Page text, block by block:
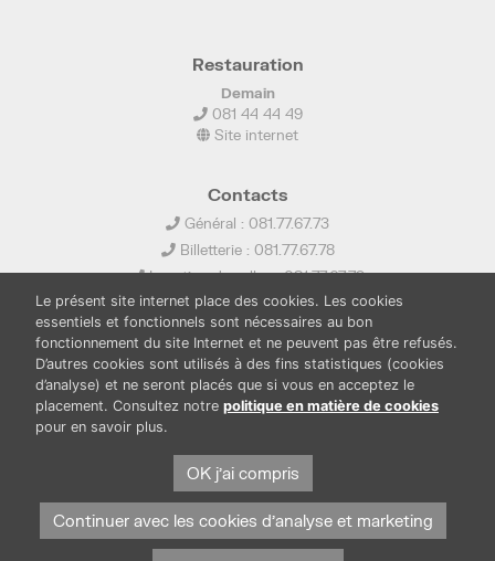
Restauration
Demain
081 44 44 49
Site internet
Contacts
Général : 081.77.67.73
Billetterie : 081.77.67.78
Location de salles : 081.77.67.79
info@ledelta.be
BOUTIQUE
Le présent site internet place des cookies. Les cookies
essentiels et fonctionnels sont nécessaires au bon
fonctionnement du site Internet et ne peuvent pas être refusés.
D’autres cookies sont utilisés à des fins statistiques (cookies
d’analyse) et ne seront placés que si vous en acceptez le
placement. Consultez notre politique en matière de cookies
pour en savoir plus.
OK j'ai compris
Continuer avec les cookies d'analyse et marketing